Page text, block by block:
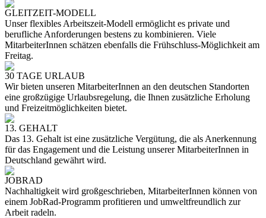
GLEITZEIT-MODELL
Unser flexibles Arbeitszeit-Modell ermöglicht es private und
berufliche Anforderungen bestens zu kombinieren. Viele
MitarbeiterInnen schätzen ebenfalls die Frühschluss-Möglichkeit am
Freitag.
30 TAGE URLAUB
Wir bieten unseren MitarbeiterInnen an den deutschen Standorten
eine großzügige Urlaubsregelung, die Ihnen zusätzliche Erholung
und Freizeitmöglichkeiten bietet.
13. GEHALT
Das 13. Gehalt ist eine zusätzliche Vergütung, die als Anerkennung
für das Engagement und die Leistung unserer MitarbeiterInnen in
Deutschland gewährt wird.
JOBRAD
Nachhaltigkeit wird großgeschrieben, MitarbeiterInnen können von
einem JobRad-Programm profitieren und umweltfreundlich zur
Arbeit radeln.